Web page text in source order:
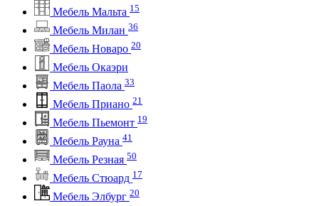
Мебель Мальта 15
Мебель Милан 36
Мебель Новаро 20
Мебель Окаэри
Мебель Паола 33
Мебель Приано 21
Мебель Пьемонт 19
Мебель Рауна 41
Мебель Резная 50
Мебель Стюард 17
Мебель Элбург 20